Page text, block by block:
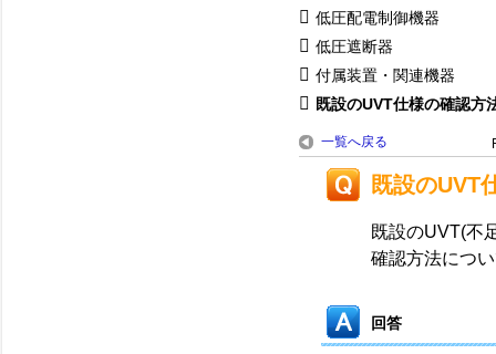
低圧配電制御機器
低圧遮断器
付属装置・関連機器
既設のUVT仕様の確認方
一覧へ戻る
既設のUVT
既設のUVT(不
確認方法につ
回答